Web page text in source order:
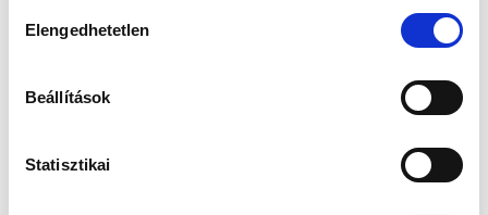
kiválasztása
Elengedhetetlen
Beállítások
Statisztikai